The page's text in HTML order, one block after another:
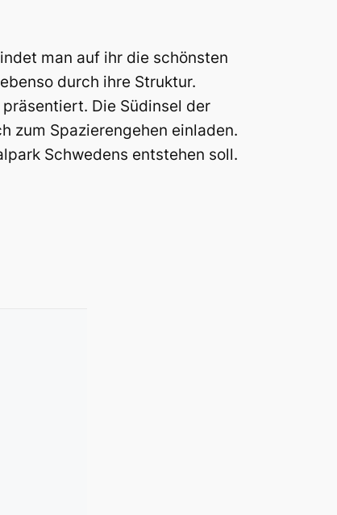
man auf ihr die schönsten
durch ihre Struktur.
Die Südinsel der
zum Spazierengehen einladen.
Schwedens entstehen soll.